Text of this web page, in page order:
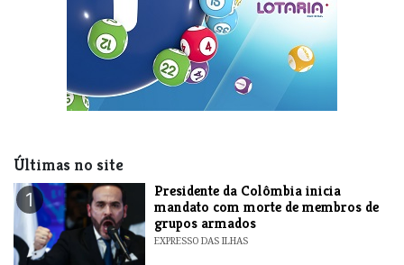
Últimas no site
1
Presidente da Colômbia inicia
mandato com morte de membros de
grupos armados
EXPRESSO DAS ILHAS